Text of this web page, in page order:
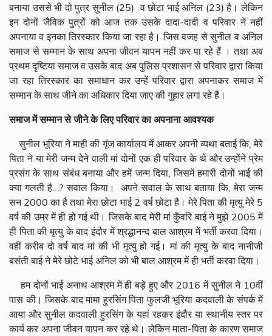
बनाया उससे भी दो पुत्र सुनील (25) व छोटा भाई अनिल (23) है। लेकिन
इन दोनों जैविक पुत्रों को आज तक उसके दादा-दादी व परिवार ने नहीं
अपनाया व इनका तिरस्कार किया जा रहा है। जिस वजह से सुनील व अनिल
समाज से सम्मान के साथ अपना जीवन यापन नहीं कर पा रहे हैं । तथा अब
प्रथमदृष्टिया समाज व उसके बाद अब पुलिस प्रशासन से परिवार द्वारा किया
जा रहा तिरस्कार का समाधान कर उन्हें परिवार द्वारा अपनाकर समाज में
सम्मान के साथ जीने का अधिकार दिया जाए की गुहार लगा रहे हैं।
समाज में सम्मान से जीने के लिए परिवार का अपनाना आवश्यक
सुनील भूरिया ने माही की गूंज कार्यालय में आकर अपनी व्यथा बताई कि, मेरे
पिता ने या मेरी जन्म देने वाली मां दोनों एक ही परिवार के थे और उन्होंने प्रेम
प्रसंग के साथ संबंध बनाया और हमें जन्म दिया, जिसमें हमारी दोनों भाई की
क्या गलती है...? सवाल किया। अपने सवाल के साथ बताया कि, मेरा जन्म
सन 2000 का है तथा मेरा छोटा भाई 2 वर्ष छोटा है। मेरे पिता की मृत्यु मेरे 5
वर्ष की उम्र में ही हो गई थी। जिसके बाद मेरी मां कुँवरि बाई ने मुझे 2005 में
ही पिता की मृत्यु के बाद इंदौर में श्रद्धानन्द बाल आश्रम में भर्ती करवा दिया।
वहीं करीब दो वर्ष बाद मां की भी मृत्यु हो गई। मां की मृत्यु के बाद नानीजी
बसंती बाई ने मेरे छोटे भाई अनिल को भी बाल आश्रम में ही भर्ती करवा दिया।
हम दोनों भाई अनाथ आश्रम में ही बड़े हुए और 2016 में सुनील ने 10वीं
पास की। जिसके बाद मामा हुरसिंग पिता फुलजी भूरिया कदवाली के संपर्क में
आया और सुनील कदवाली हुरसिंग के यहां रहकर इंदौर या स्थानीय स्तर पर
कार्य कर अपना जीवन यापन कर रहे थे। लेकिन माता-पिता के कारण समाज